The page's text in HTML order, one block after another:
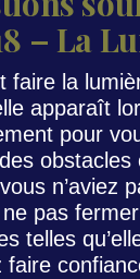
– La
faire la
apparaît
pour
obstacles
n’aviez
pas
telles
faire